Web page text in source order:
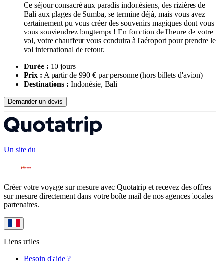
Ce séjour consacré aux paradis indonésiens, des rizières de
Bali aux plages de Sumba, se termine déjà, mais vous avez
certainement pu vous créer des souvenirs magiques dont vous
vous souviendrez longtemps ! En fonction de l'heure de votre
vol, votre chauffeur vous conduira à l'aéroport pour prendre le
vol international de retour.
Durée : 10 jours
Prix : A partir de 990 € par personne (hors billets d'avion)
Destinations : Indonésie, Bali
Demander un devis
Un site du
Créer votre voyage sur mesure avec Quotatrip et recevez des offres
sur mesure directement dans votre boîte mail de nos agences locales
partenaires.
Liens utiles
Besoin d'aide ?